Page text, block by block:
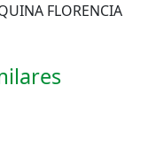
FLORENCIA